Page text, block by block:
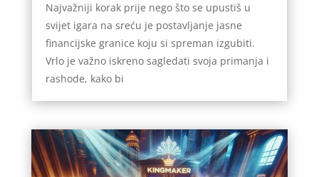
Najvažniji korak prije nego što se upustiš u
svijet igara na sreću je postavljanje jasne
financijske granice koju si spreman izgubiti.
Vrlo je važno iskreno sagledati svoja primanja i
rashode, kako bi